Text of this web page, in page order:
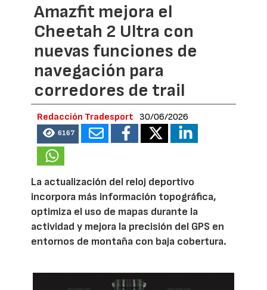
Amazfit mejora el
Cheetah 2 Ultra con
nuevas funciones de
navegación para
corredores de trail
Redacción Tradesport 30/06/2026
6167
La actualización del reloj deportivo
incorpora más información topográfica,
optimiza el uso de mapas durante la
actividad y mejora la precisión del GPS en
entornos de montaña con baja cobertura.